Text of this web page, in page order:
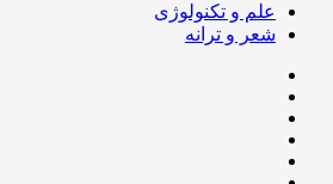
علم و تکنولوژی
شعر و ترانه